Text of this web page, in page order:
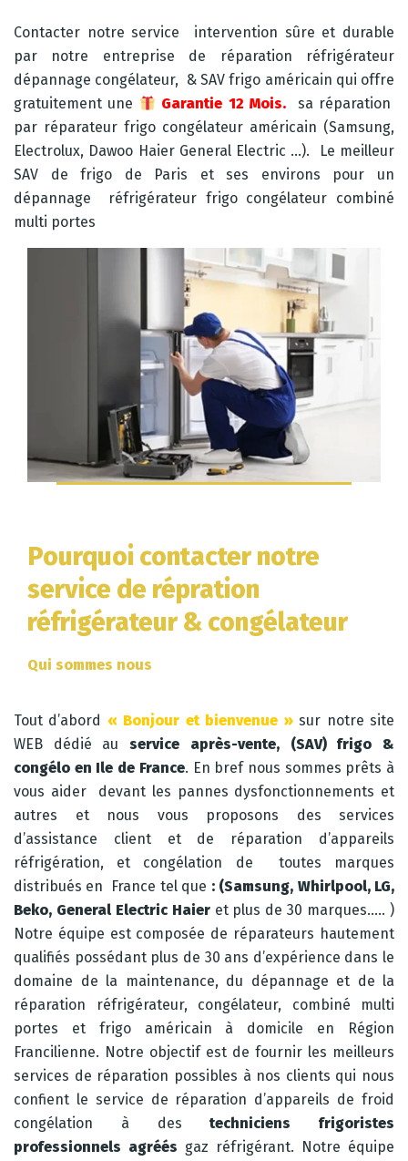
Contacter notre service intervention sûre et durable
par notre entreprise de réparation réfrigérateur
dépannage congélateur, & SAV frigo américain qui offre
gratuitement une
Garantie 12 Mois.sa réparation
par réparateur frigo congélateur américain (Samsung,
Electrolux, Dawoo Haier General Electric …). Le meilleur
SAV de frigo de Paris et ses environs pour un
dépannage réfrigérateur frigo congélateur combiné
multi portes
Pourquoi contacter notre
service de répration
réfrigérateur & congélateur
Qui sommes nous
Tout d’abord « Bonjour et bienvenue »sur notre site
WEB dédié auservice après-vente, (SAV) frigo &
congélo en Ile de France. En bref nous sommes prêts à
vous aider devant les pannes dysfonctionnements et
autres et nous vous proposons des services
d’assistance client et de réparation d’appareils
réfrigération, et congélation de toutes marques
distribués en France tel que : (Samsung, Whirlpool, LG,
Beko, General Electric Haieret plus de 30 marques….. )
Notre équipe est composée de réparateurs hautement
qualifiés possédant plus de 30 ans d’expérience dans le
domaine de la maintenance, du dépannage et de la
réparation réfrigérateur, congélateur, combiné multi
portes et frigo américain à domicile en Région
Francilienne. Notre objectif est de fournir les meilleurs
services de réparation possibles à nos clients qui nous
confient le service de réparation d’appareils de froid
congélation à destechniciens frigoristes
professionnels agréés gaz réfrigérant. Notre équipe